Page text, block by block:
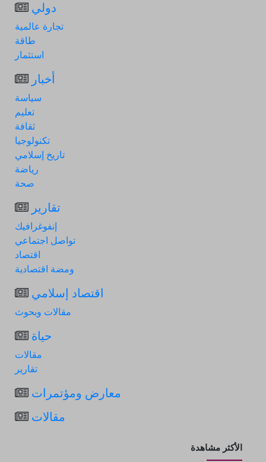
دولي
تجارة عالمية
طاقة
استثمار
أخبار
سياسة
تعليم
ثقافة
تكنولوجيا
تاريخ إسلامي
رياضة
صحة
تقارير
إنفوغرافيك
تواصل اجتماعي
اقتصاد
ومضة اقتصادية
اقتصاد إسلامي
مقالات وبحوث
حياة
مقالات
تقارير
معارض ومؤتمرات
مقالات
الأكثر مشاهدة